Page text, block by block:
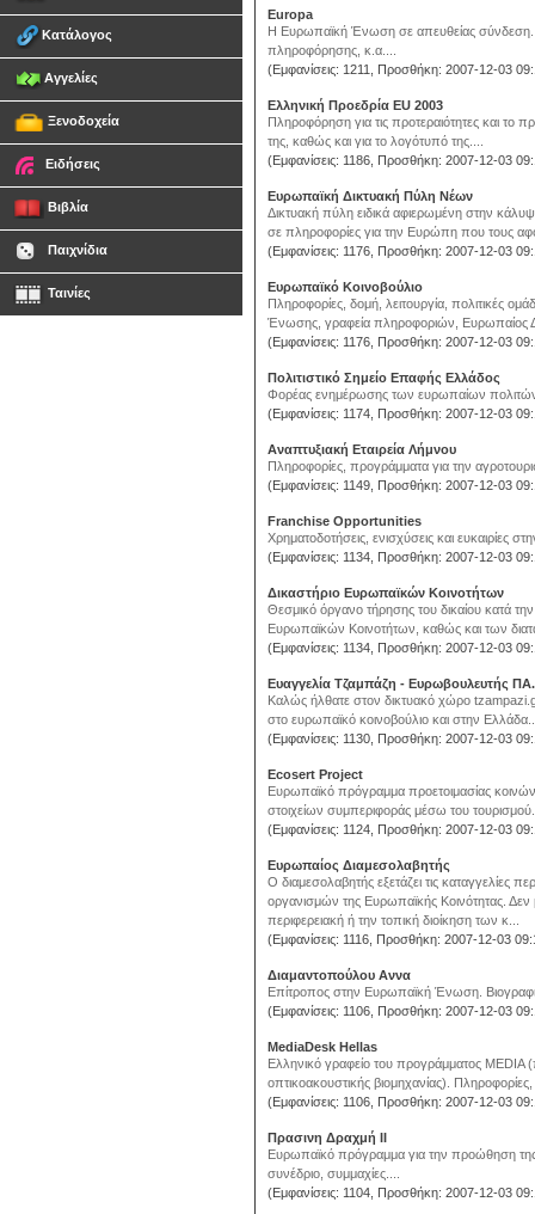
Κατάλογος
Αγγελίες
Ξενοδοχεία
Ειδήσεις
Βιβλία
Παιχνίδια
Ταινίες
Europa
Η Ευρωπαϊκή Ένωση σε απευθείας σύνδεση.
πληροφόρησης, κ.α....
(Εμφανίσεις: 1211, Προσθήκη: 2007-12-03
Ελληνική Προεδρία ΕU 2003
Πληροφόρηση για τις προτεραιότητες και το
της, καθώς και για το λογότυπό της....
(Εμφανίσεις: 1186, Προσθήκη: 2007-12-03
Ευρωπαϊκή Δικτυακή Πύλη Νέων
Δικτυακή πύλη ειδικά αφιερωμένη στην
σε πληροφορίες για την Ευρώπη που τους
(Εμφανίσεις: 1176, Προσθήκη: 2007-12-03
Ευρωπαϊκό Κοινοβούλιο
Πληροφορίες, δομή, λειτουργία, πολιτικές
Ένωσης, γραφεία πληροφοριών, Ευρωπαίος
(Εμφανίσεις: 1176, Προσθήκη: 2007-12-03
Πολιτιστικό Σημείο Επαφής Ελλάδος
Φορέας ενημέρωσης των ευρωπαίων πολιτών
(Εμφανίσεις: 1174, Προσθήκη: 2007-12-03
Αναπτυξιακή Εταιρεία Λήμνου
Πληροφορίες, προγράμματα για την
(Εμφανίσεις: 1149, Προσθήκη: 2007-12-03
Franchise Opportunities
Χρηματοδοτήσεις, ενισχύσεις και ευκαιρίες
(Εμφανίσεις: 1134, Προσθήκη: 2007-12-03
Δικαστήριο Ευρωπαϊκών Κοινοτήτων
Θεσμικό όργανο τήρησης του δικαίου κατά
Ευρωπαϊκών Κοινοτήτων, καθώς και των
(Εμφανίσεις: 1134, Προσθήκη: 2007-12-03
Ευαγγελία Τζαμπάζη - Ευρωβουλευτής
Καλώς ήλθατε στον δικτυακό χώρο
στο ευρωπαϊκό κοινοβούλιο και στην
(Εμφανίσεις: 1130, Προσθήκη: 2007-12-03
Ecosert Project
Ευρωπαϊκό πρόγραμμα προετοιμασίας κοινών
στοιχείων συμπεριφοράς μέσω του
(Εμφανίσεις: 1124, Προσθήκη: 2007-12-03
Ευρωπαίος Διαμεσολαβητής
Ο διαμεσολαβητής εξετάζει τις
οργανισμών της Ευρωπαϊκής Κοινότητας.
περιφερειακή ή την τοπική διοίκηση των κ...
(Εμφανίσεις: 1116, Προσθήκη: 2007-12-03
Διαμαντοπούλου Αννα
Επίτροπος στην Ευρωπαϊκή Ένωση.
(Εμφανίσεις: 1106, Προσθήκη: 2007-12-03
MediaDesk Hellas
Ελληνικό γραφείο του προγράμματος
οπτικοακουστικής βιομηχανίας).
(Εμφανίσεις: 1106, Προσθήκη: 2007-12-03
Πρασινη Δραχμή ΙΙ
Ευρωπαϊκό πρόγραμμα για την προώθηση της
συνέδριο, συμμαχίες....
(Εμφανίσεις: 1104, Προσθήκη: 2007-12-03